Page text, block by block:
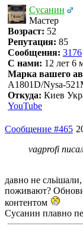
Сусанин
Мастер
Возраст: 52
Репутация: 85
Сообщения: 3176
С нами: 12 лет 6
Марка вашего
A1801D/Nysa-
Откуда: Киев
YouTube
Сообщение #465
vagprofi
давно не
поживают?
контентом
Сусанин плавно